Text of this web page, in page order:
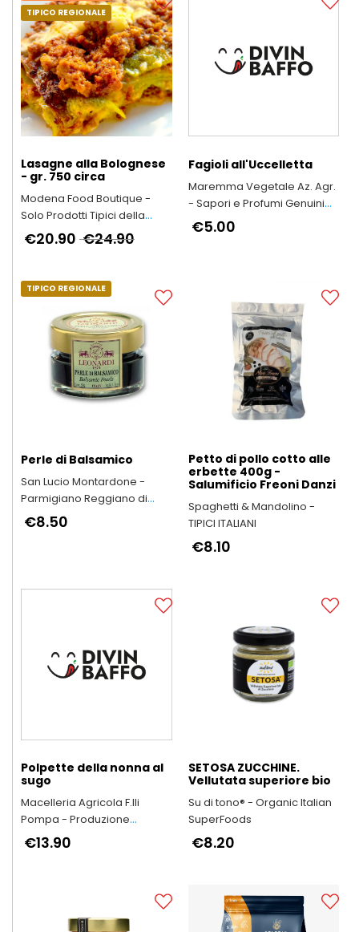
TIPICO REGIONALE
Lasagne alla Bolognese
- gr. 750 circa
Modena Food Boutique -
Solo Prodotti Tipici della
Provincia di Modena
€24.90
€20.90
Fagioli all'Uccelletta
Maremma Vegetale Az. Agr.
- Sapori e Profumi Genuini
Della Tradizione Della
Maremma Toscana
€5.00
TIPICO REGIONALE
Perle di Balsamico
San Lucio Montardone -
Parmigiano Reggiano di
Montagna
€8.50
Petto di pollo cotto alle
erbette 400g -
Salumificio Freoni Danzi
Spaghetti & Mandolino -
TIPICI ITALIANI
€8.10
Polpette della nonna al
sugo
Macelleria Agricola F.lli
Pompa - Produzione
Arrosticini Abruzzesi
artigianali
€13.90
SETOSA ZUCCHINE.
Vellutata superiore bio
Su di tono® - Organic Italian
SuperFoods
€8.20